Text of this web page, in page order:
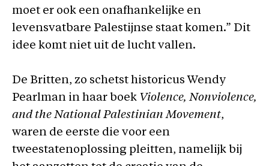
moet er ook een onafhankelijke en
levensvatbare Palestijnse staat komen.” Dit
idee komt niet uit de lucht vallen.
De Britten, zo schetst historicus Wendy
Pearlman in haar boek Violence, Nonviolence,
and the National Palestinian Movement,
waren de eerste die voor een
tweestatenoplossing pleitten, namelijk bij